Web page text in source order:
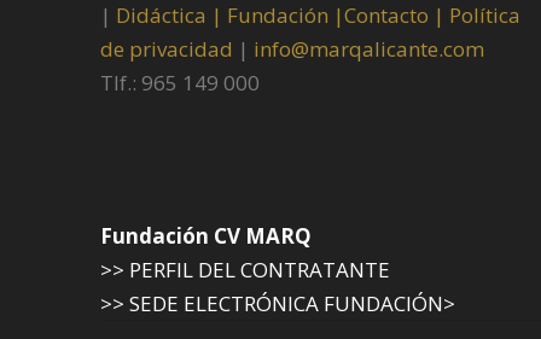
| Didáctica | Fundación |Contacto | Política
de privacidad | info@marqalicante.com
Tlf.: 965 149 000
Fundación CV MARQ
>> PERFIL DEL CONTRATANTE
>> SEDE ELECTRÓNICA FUNDACIÓN>